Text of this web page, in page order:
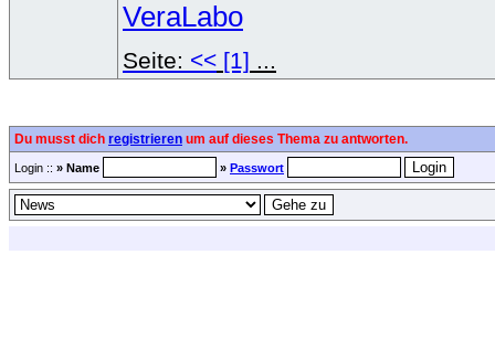
VeraLabo
Seite: << [1] ...
Du musst dich registrieren um auf dieses Thema zu antworten.
Login :: » Name » Passwort